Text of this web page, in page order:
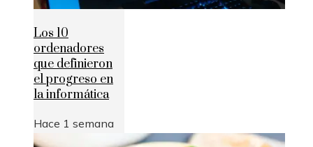
Los 10
ordenadores
que definieron
el progreso en
la informática
Hace 1 semana